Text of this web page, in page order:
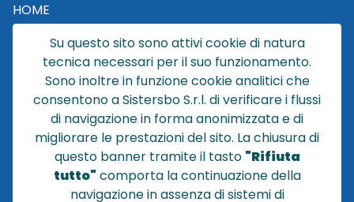
HOME
CATALOGO
CHI SIAMO
NEWS
CONTATTACI
CONDIZIONI DI VENDITA
POLICY PRIVACY
NOTE LEGALI
Su questo sito sono attivi cookie di natura
tecnica necessari per il suo funzionamento.
Sono inoltre in funzione cookie analitici che
consentono a Sistersbo S.r.l. di verificare i flussi
di navigazione in forma anonimizzata e di
migliorare le prestazioni del sito. La chiusura di
questo banner tramite il tasto "Rifiuta
tutto" comporta la continuazione della
navigazione in assenza di sistemi di